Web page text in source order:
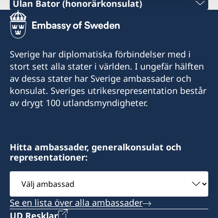
+86 21 5359 9610
E-post:
generalkonsulat.shanghai@gov.se
Fax:
+86 21 5359 9633
Shanghai
Tel:
+852 2521 1212
generalkonsulat.hongkong@gov.se
Fax:
+852 2596 0308
Harbour View Centre
56 Gloucester Road
Wanchai, Hong Kong
Vägbeskrivning: MTR till Wanchai station,
utgång A1, gångbro till Gloucester Road.
Ulan Bator (honorärkonsulat)
Tel:
+976-11-313007 / 261
E-post:
mongolia@sweden-consulate.mn
Fax:
Bodi Tower 1201,
Sukhbaatar Square,
Ulan Bator, Mongolia
Måndag till fredag, kl. 09-17
Konsul
Sverige har diplomatiska förbindelser med i
stort sett alla stater i världen. I ungefär hälften
av dessa stater har Sverige ambassader och
konsulat. Sveriges utrikesrepresentation består
av drygt 100 utlandsmyndigheter.
Hitta ambassader, generalkonsulat och
representationer:
Välj
ambassad
Se en lista över alla ambassader
UD Resklar